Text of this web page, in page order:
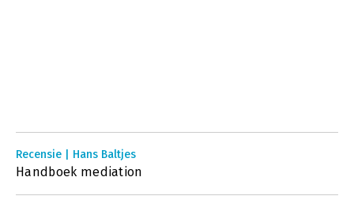
Recensie | Hans Baltjes
Handboek mediation